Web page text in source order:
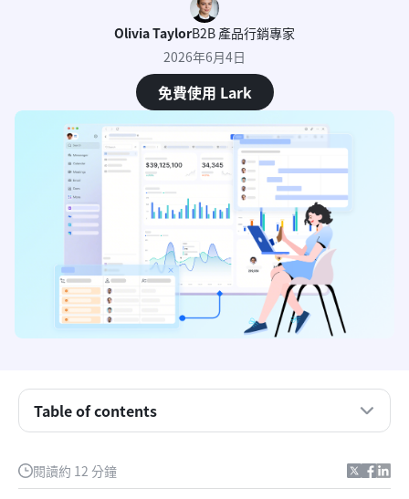
Olivia TaylorB2B 產品行銷專家
2026年6月4日
免費使用 Lark
閱讀約 12 分鐘
Table of contents
在正確實施的情況下，人工智慧在客戶服務中的核心
生成式人工智慧與傳統規則：了解客戶服務方案中最
佳的人工智慧技術
人工智慧在客服應用中的7個實用案例
具損害客戶服務
評估軟體中最佳的客戶服務人工智慧：Lark 如何修
在客戶服務中使用 AI：3 個 Lark 工作流程改造您的